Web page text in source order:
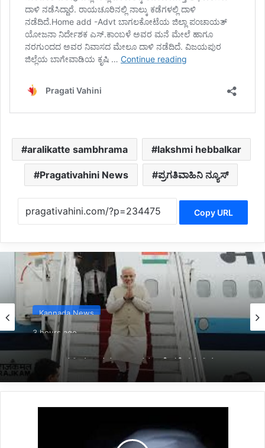
aralikatte sambhrama lakshmi hebbalkar
Pragativahini News ಪ್ರಗತಿವಾಹಿನಿ ನ್ಯೂಸ್
Copy URL
Kannada News
3 hours ago
*2025 ರಲ್ಲಿ ಪ್ರಧಾನಮಂತ್ರಿ ಅವರ ವಿದೇಶಕ್ಕೆ ತಗುಲಿದ
ಒಟ್ಟು ವೆಚ್ಚ ಎಷ್ಟು ಗೋತ್ತಾ..?*